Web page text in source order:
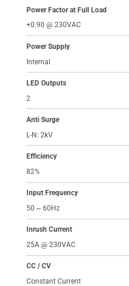
Power Factor at Full Load
+0.90 @ 230VAC
Power Supply
Internal
LED Outputs
2
Anti Surge
L-N: 2kV
Efficiency
82%
Input Frequency
50 ~ 60Hz
Inrush Current
25A @ 230VAC
CC / CV
Constant Current